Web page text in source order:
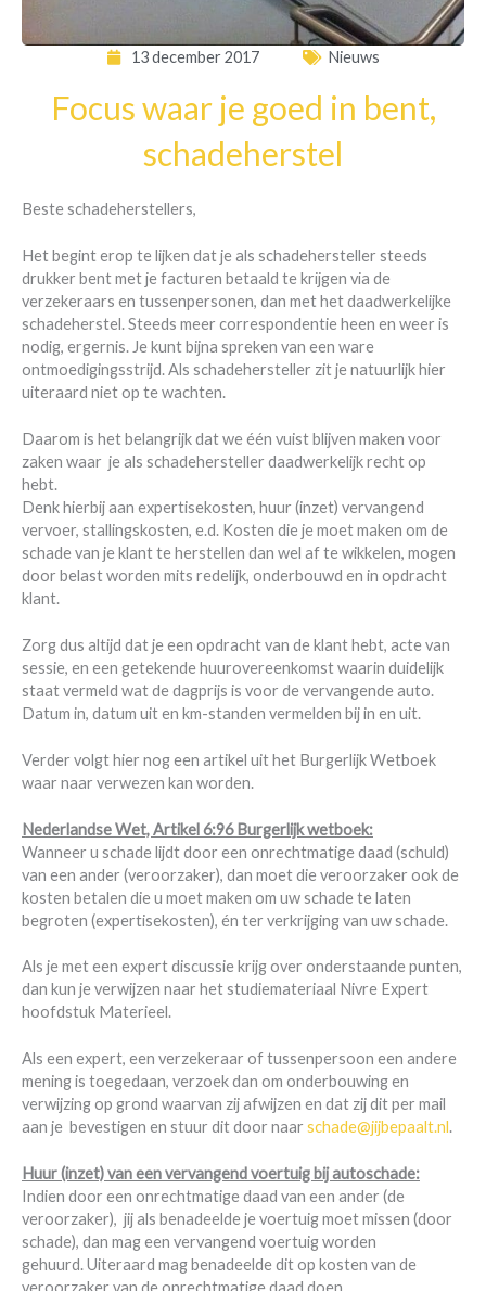
13 december 2017 Nieuws
Focus waar je goed in bent,
schadeherstel
Beste schadeherstellers,
Het begint erop te lijken dat je als schadehersteller steeds
drukker bent met je facturen betaald te krijgen via de
verzekeraars en tussenpersonen, dan met het daadwerkelijke
schadeherstel. Steeds meer correspondentie heen en weer is
nodig, ergernis. Je kunt bijna spreken van een ware
ontmoedigingsstrijd. Als schadehersteller zit je natuurlijk hier
uiteraard niet op te wachten.
Daarom is het belangrijk dat we één vuist blijven maken voor
zaken waar je als schadehersteller daadwerkelijk recht op
hebt.
Denk hierbij aan expertisekosten, huur (inzet) vervangend
vervoer, stallingskosten, e.d. Kosten die je moet maken om de
schade van je klant te herstellen dan wel af te wikkelen, mogen
door belast worden mits redelijk, onderbouwd en in opdracht
klant.
Zorg dus altijd dat je een opdracht van de klant hebt, acte van
sessie, en een getekende huurovereenkomst waarin duidelijk
staat vermeld wat de dagprijs is voor de vervangende auto.
Datum in, datum uit en km-standen vermelden bij in en uit.
Verder volgt hier nog een artikel uit het Burgerlijk Wetboek
waar naar verwezen kan worden.
Nederlandse Wet, Artikel 6:96 Burgerlijk wetboek:
Wanneer u schade lijdt door een onrechtmatige daad (schuld)
van een ander (veroorzaker), dan moet die veroorzaker ook de
kosten betalen die u moet maken om uw schade te laten
begroten (expertisekosten), én ter verkrijging van uw schade.
Als je met een expert discussie krijg over onderstaande punten,
dan kun je verwijzen naar het studiemateriaal Nivre Expert
hoofdstuk Materieel.
Als een expert, een verzekeraar of tussenpersoon een andere
mening is toegedaan, verzoek dan om onderbouwing en
verwijzing op grond waarvan zij afwijzen en dat zij dit per mail
aan je bevestigen en stuur dit door naar schade@jijbepaalt.nl.
Huur (inzet) van een vervangend voertuig bij autoschade:
Indien door een onrechtmatige daad van een ander (de
veroorzaker), jij als benadeelde je voertuig moet missen (door
schade), dan mag een vervangend voertuig worden
gehuurd. Uiteraard mag benadeelde dit op kosten van de